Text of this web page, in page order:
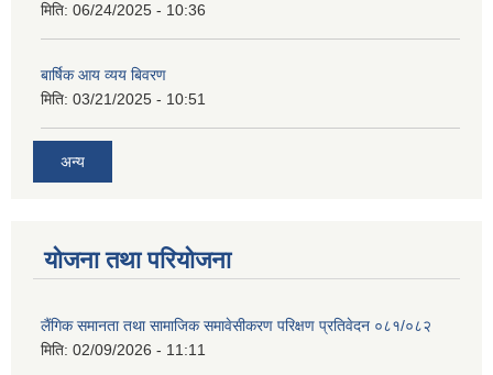
मिति: 06/24/2025 - 10:36
बार्षिक आय व्यय बिवरण
मिति: 03/21/2025 - 10:51
अन्य
योजना तथा परियोजना
लैंगिक समानता तथा सामाजिक समावेसीकरण परिक्षण प्रतिवेदन ०८१/०८२
मिति: 02/09/2026 - 11:11